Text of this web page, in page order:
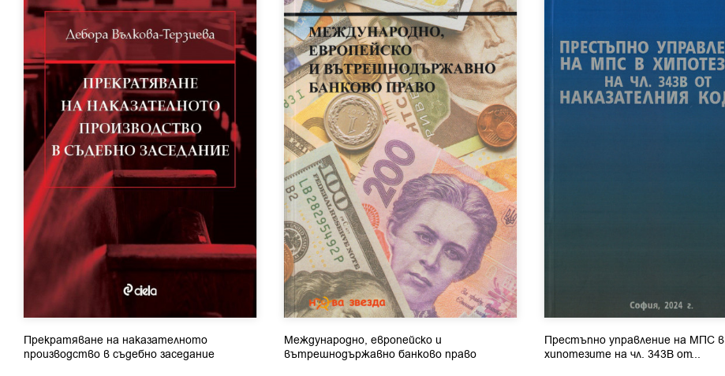
Прекратяване на наказателното
производство в съдебно заседание
Международно, европейско и
вътрешнодържавно банково право
Престъпно управление на МПС в
хипотезите на чл. 343В от...